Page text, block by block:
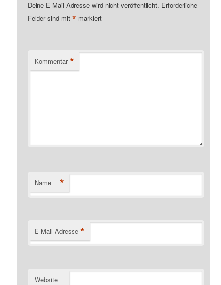
Deine E-Mail-Adresse wird nicht veröffentlicht. Erforderliche
Felder sind mit* markiert
Kommentar *
Name *
E-Mail-Adresse *
Website